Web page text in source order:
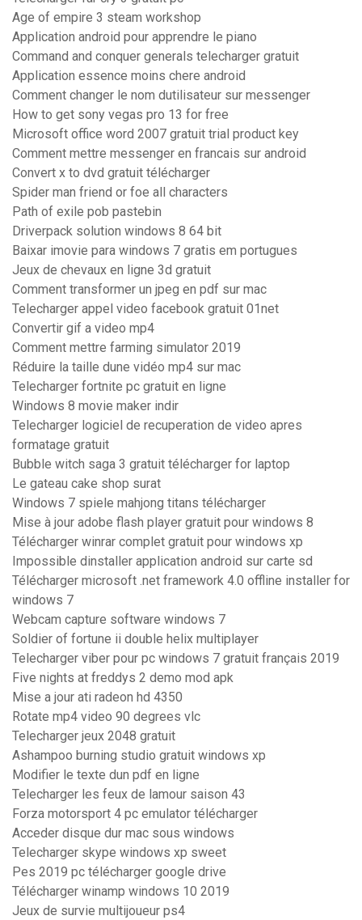
Age of empire 3 steam workshop
Application android pour apprendre le piano
Command and conquer generals telecharger gratuit
Application essence moins chere android
Comment changer le nom dutilisateur sur messenger
How to get sony vegas pro 13 for free
Microsoft office word 2007 gratuit trial product key
Comment mettre messenger en francais sur android
Convert x to dvd gratuit télécharger
Spider man friend or foe all characters
Path of exile pob pastebin
Driverpack solution windows 8 64 bit
Baixar imovie para windows 7 gratis em portugues
Jeux de chevaux en ligne 3d gratuit
Comment transformer un jpeg en pdf sur mac
Telecharger appel video facebook gratuit 01net
Convertir gif a video mp4
Comment mettre farming simulator 2019
Réduire la taille dune vidéo mp4 sur mac
Telecharger fortnite pc gratuit en ligne
Windows 8 movie maker indir
Telecharger logiciel de recuperation de video apres
formatage gratuit
Bubble witch saga 3 gratuit télécharger for laptop
Le gateau cake shop surat
Windows 7 spiele mahjong titans télécharger
Mise à jour adobe flash player gratuit pour windows 8
Télécharger winrar complet gratuit pour windows xp
Impossible dinstaller application android sur carte sd
Télécharger microsoft .net framework 4.0 offline installer for
windows 7
Webcam capture software windows 7
Soldier of fortune ii double helix multiplayer
Telecharger viber pour pc windows 7 gratuit français 2019
Five nights at freddys 2 demo mod apk
Mise a jour ati radeon hd 4350
Rotate mp4 video 90 degrees vlc
Telecharger jeux 2048 gratuit
Ashampoo burning studio gratuit windows xp
Modifier le texte dun pdf en ligne
Telecharger les feux de lamour saison 43
Forza motorsport 4 pc emulator télécharger
Acceder disque dur mac sous windows
Telecharger skype windows xp sweet
Pes 2019 pc télécharger google drive
Télécharger winamp windows 10 2019
Jeux de survie multijoueur ps4